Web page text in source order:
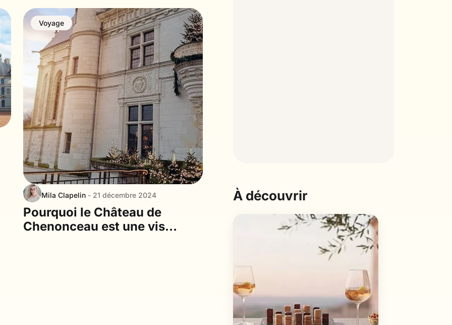
Voyage
Mila Clapelin - 21 décembre 2024
Pourquoi le Château de
Chenonceau est une visite
À découvrir